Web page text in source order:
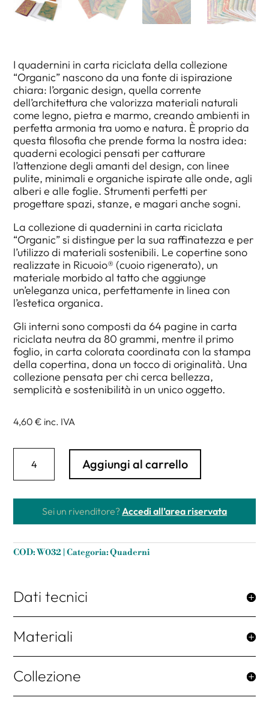
I quadernini in carta riciclata della collezione
“Organic” nascono da una fonte di ispirazione
chiara: l’organic design, quella corrente
dell’architettura che valorizza materiali naturali
come legno, pietra e marmo, creando ambienti in
perfetta armonia tra uomo e natura. È proprio da
questa filosofia che prende forma la nostra idea:
quaderni ecologici pensati per catturare
l’attenzione degli amanti del design, con linee
pulite, minimali e organiche ispirate alle onde, agli
alberi e alle foglie. Strumenti perfetti per
progettare spazi, stanze, e magari anche sogni.
La collezione di quadernini in carta riciclata
“Organic” si distingue per la sua raffinatezza e per
l’utilizzo di materiali sostenibili. Le copertine sono
realizzate in Ricuoio® (cuoio rigenerato), un
materiale morbido al tatto che aggiunge
un’eleganza unica, perfettamente in linea con
l’estetica organica.
Gli interni sono composti da 64 pagine in carta
riciclata neutra da 80 grammi, mentre il primo
foglio, in carta colorata coordinata con la stampa
della copertina, dona un tocco di originalità. Una
collezione pensata per chi cerca bellezza,
semplicità e sostenibilità in un unico oggetto.
4,60 € inc. IVA
Quadernino
12x17
cm
"Organic"
copertina
in
Ricuoio®
assortiti.
quantità
Aggiungi al carrello
Sei un rivenditore?Accedi all’area riservata
COD:W032 Categoria:Quaderni
Dati tecnici
Materiali
Collezione